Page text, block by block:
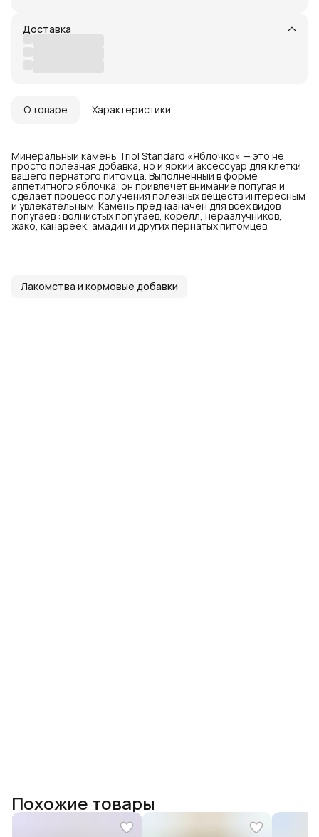
Доставка
О товаре Характеристики
Минеральный камень Triol Standard «Яблочко» — это не
просто полезная добавка, но и яркий аксессуар для клетки
вашего пернатого питомца. Выполненный в форме
аппетитного яблочка, он привлечет внимание попугая и
сделает процесс получения полезных веществ интересным
и увлекательным. Камень предназначен для всех видов
попугаев : волнистых попугаев, корелл, неразлучников,
жако, канареек, амадин и других пернатых питомцев.
Лакомства и кормовые добавки
Похожие товары